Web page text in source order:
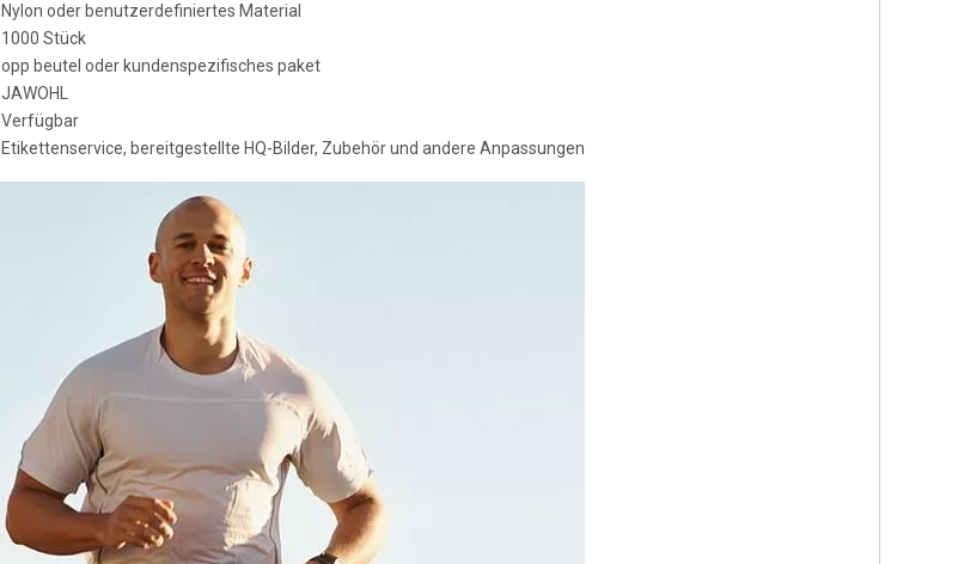
Nylon oder benutzerdefiniertes Material
1000 Stück
opp beutel oder kundenspezifisches paket
JAWOHL
Verfügbar
Etikettenservice, bereitgestellte HQ-Bilder, Zubehör und andere Anpassungen